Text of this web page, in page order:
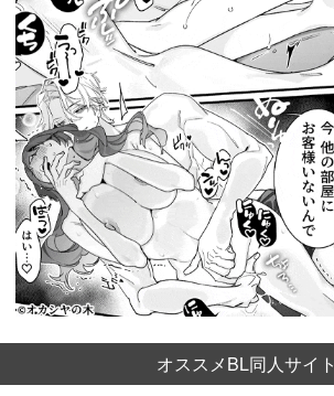
オススメBL同人サイト